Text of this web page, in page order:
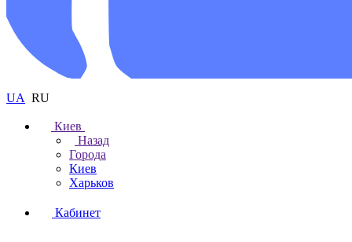
UA RU
Киев
Назад
Города
Киев
Харьков
Кабинет